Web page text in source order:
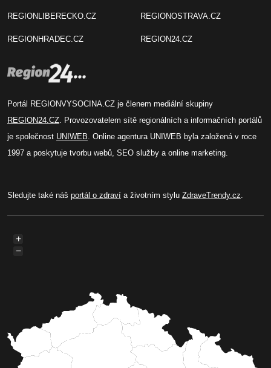
REGIONLIBERECKO.CZ
REGIONHRADEC.CZ
REGIONOSTRAVA.CZ
REGION24.CZ
Portál REGIONVYSOCINA.CZ je členem mediální skupiny
REGION24.CZ . Provozovatelem sítě regionálních a informačních portálů
je společnost UNIWEB . Online agentura UNIWEB byla založená v roce
1997 a poskytuje tvorbu webů, SEO služby a online marketing.
Sledujte také náš portál o zdraví a životním stylu ZdraveTrendy.cz
+
−